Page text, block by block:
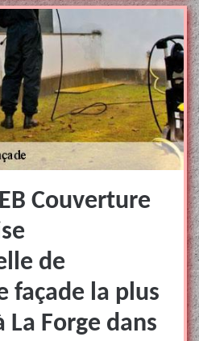
Couverture
de
façade la plus
La Forge dans